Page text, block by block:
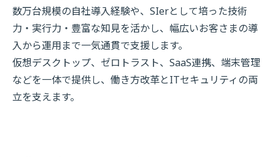
数万台規模の自社導入経験や、SIerとして培った技術
力・実行力・豊富な知見を活かし、幅広いお客さまの導
入から運用まで一気通貫で支援します。
仮想デスクトップ、ゼロトラスト、SaaS連携、端末管理
などを一体で提供し、働き方改革とITセキュリティの両
立を支えます。